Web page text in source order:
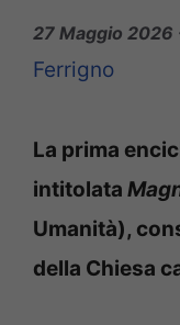
27 Maggio
Ferrigno
La prima
intitolata
Umanità),
della Chiesa